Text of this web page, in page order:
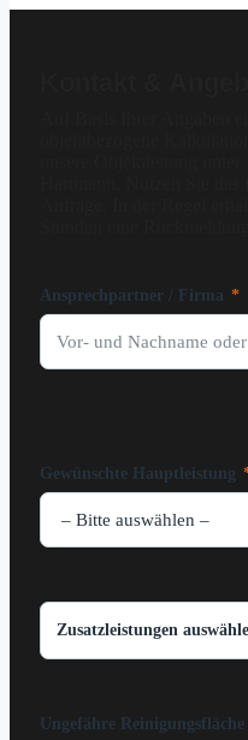
Ansprechpartner / Firma *
Gewünschte Hauptleistung
Zusatzleistungen
Ungefähre